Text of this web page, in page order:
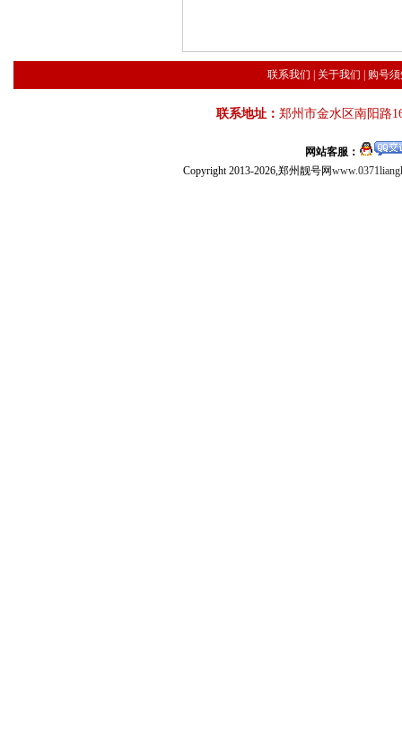
联系我们 关于我们 购号
联系地址： 郑州市金水区南阳路
网站客服：
Copyright 2013-2026,郑州靓号网